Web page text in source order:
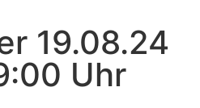
19.08.24
Uhr